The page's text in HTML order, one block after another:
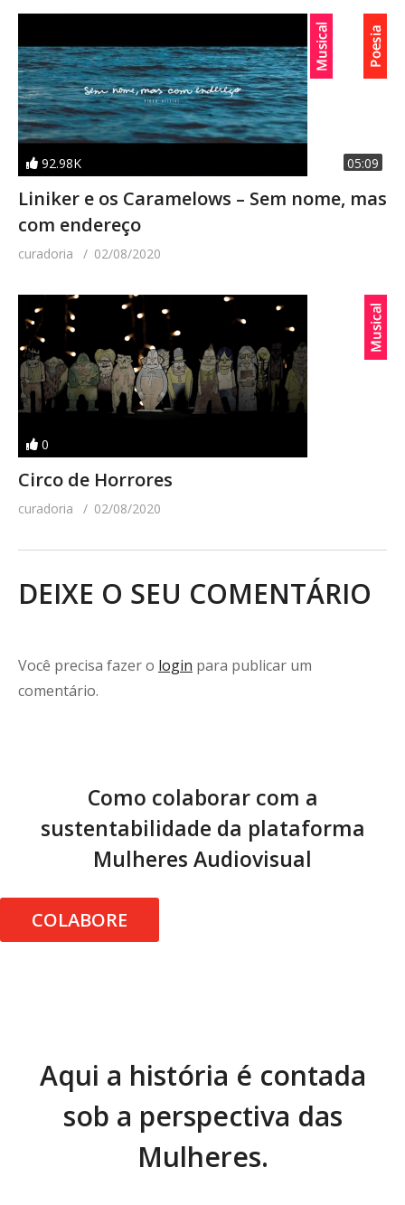
92.98K 05:09
Liniker e os Caramelows – Sem nome, mas
com endereço
curadoria 02/08/2020
0
Circo de Horrores
curadoria 02/08/2020
DEIXE O SEU COMENTÁRIO
Você precisa fazer o login para publicar um
comentário.
Como colaborar com a
sustentabilidade da plataforma
Mulheres Audiovisual
COLABORE
Aqui a história é contada
sob a perspectiva das
Mulheres.